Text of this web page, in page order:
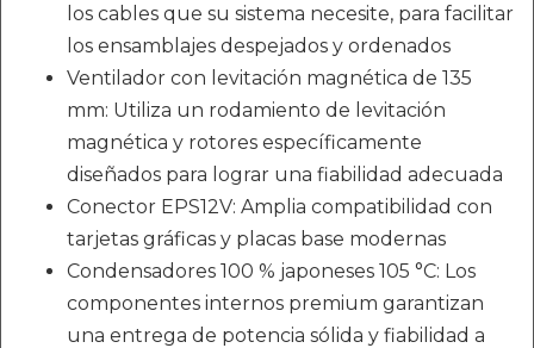
los cables que su sistema necesite, para facilitar
los ensamblajes despejados y ordenados
Ventilador con levitación magnética de 135
mm: Utiliza un rodamiento de levitación
magnética y rotores específicamente
diseñados para lograr una fiabilidad adecuada
Conector EPS12V: Amplia compatibilidad con
tarjetas gráficas y placas base modernas
Condensadores 100 % japoneses 105 °C: Los
componentes internos premium garantizan
una entrega de potencia sólida y fiabilidad a